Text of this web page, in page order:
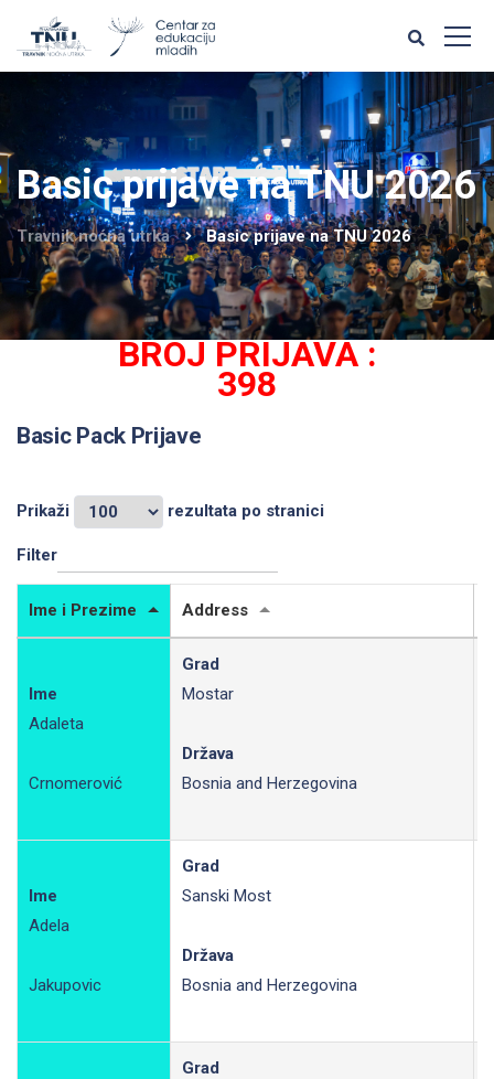
Basic prijave na TNU 2026
Travnik noćna utrka Basic prijave na TNU 2026
BROJ PRIJAVA :
398
Basic Pack Prijave
Prikaži rezultata po stranici
Filter
Ime i Prezime Address
Ime
Adaleta
Crnomerović
Grad
Mostar
Država
Bosnia and Herzegovina
Ime
Adela
Jakupovic
Grad
Sanski Most
Država
Bosnia and Herzegovina
Grad